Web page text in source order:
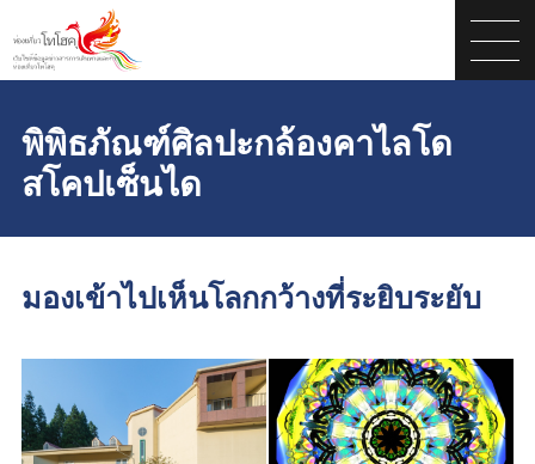
พิพิธภัณฑ์ศิลปะกล้องคาไลโด
สโคปเซ็นได
มองเข้าไปเห็นโลกกว้างที่ระยิบระยับ